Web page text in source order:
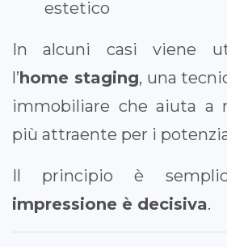
estetico
In alcuni casi viene
l’home staging, una
immobiliare che aiuta a
più attraente per i
Il principio è
impressione è decisiva.